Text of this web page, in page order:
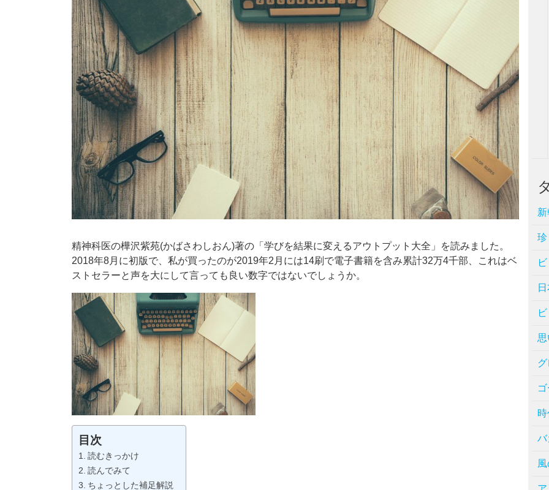
精神科医の樺沢紫苑(かばさわしおん)著の「学びを結果に変えるアウトプット大全」を読みました。
2018年8月に初版で、私が買ったのが2019年2月には14刷で電子書籍を含み累計32万4千部、これはベ
ストセラーと声を大にして言っても良い数字ではないでしょうか。
目次
読むきっかけ
読んでみて
ちょっとした補足解説
珍
バ